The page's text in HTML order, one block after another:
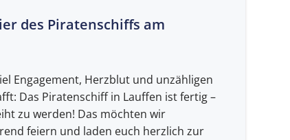
des Piratenschiffs am
Engagement, Herzblut und unzähligen
Das Piratenschiff in Lauffen ist fertig –
zu werden! Das möchten wir
feiern und laden euch herzlich zur